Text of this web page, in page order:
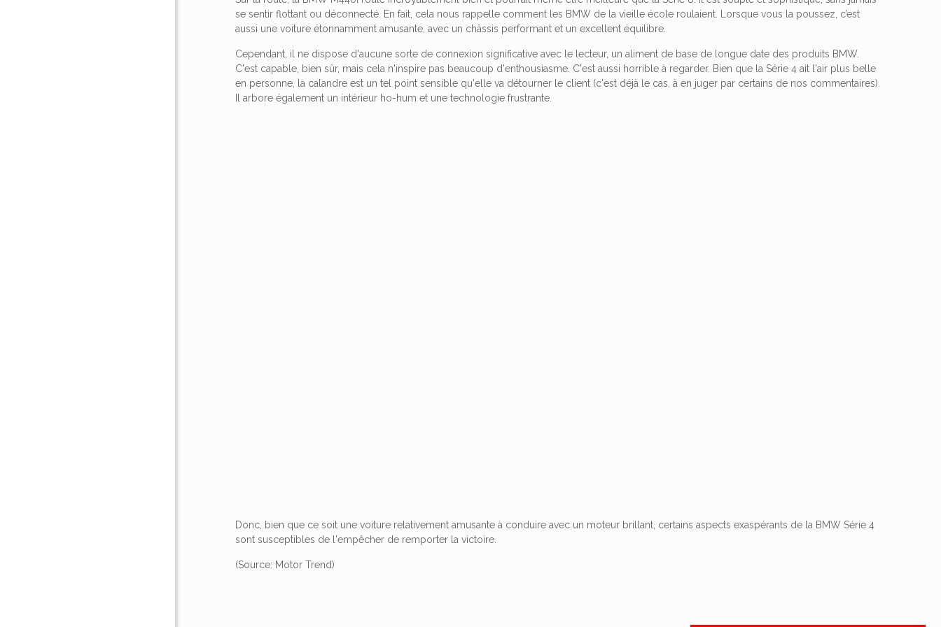
se sentir flottant ou déconnecté. En fait, cela nous rappelle comment les BMW de la vieille école roulaient. Lorsque vous la poussez, c’est
aussi une voiture étonnamment amusante, avec un châssis performant et un excellent équilibre.
Cependant, il ne dispose d'aucune sorte de connexion significative avec le lecteur, un aliment de base de longue date des produits BMW.
C'est capable, bien sûr, mais cela n'inspire pas beaucoup d'enthousiasme. C'est aussi horrible à regarder. Bien que la Série 4 ait l'air plus belle
en personne, la calandre est un tel point sensible qu'elle va détourner le client (c'est déjà le cas, à en juger par certains de nos commentaires).
Il arbore également un intérieur ho-hum et une technologie frustrante.
Donc, bien que ce soit une voiture relativement amusante à conduire avec un moteur brillant, certains aspects exaspérants de la BMW Série 4
sont susceptibles de l'empêcher de remporter la victoire.
(Source: Motor Trend)